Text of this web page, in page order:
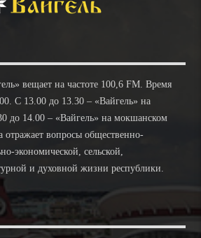
вещает на частоте 100,6 FM. Время
C 13.00 до 13.30 – «Вайгель» на
до 14.00 – «Вайгель» на мокшанском
отражает вопросы общественно-
экономической, сельской,
и духовной жизни республики.